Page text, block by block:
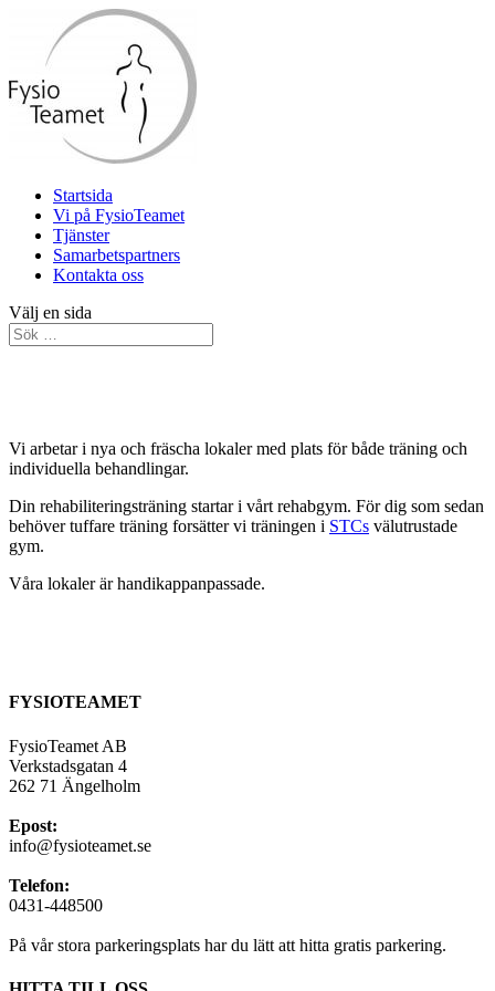
Startsida
Vi på FysioTeamet
Tjänster
Samarbetspartners
Kontakta oss
Välj en sida
Vi arbetar i nya och fräscha lokaler med plats för både träning och
individuella behandlingar.
Din rehabiliteringsträning startar i vårt rehabgym. För dig som sedan
behöver tuffare träning forsätter vi träningen i STCs välutrustade
gym.
Våra lokaler är handikappanpassade.
FYSIOTEAMET
FysioTeamet AB
Verkstadsgatan 4
262 71 Ängelholm
Epost:
info@fysioteamet.se
Telefon:
0431-448500
På vår stora parkeringsplats har du lätt att hitta gratis parkering.